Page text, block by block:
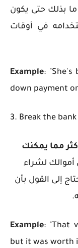
بذلك حتى يكون
في أوقات
Example: "She's
down payment
3. Break the bank
مما يمكنك
لشراء
إلى القول بأن
Example: "That
but it was worth